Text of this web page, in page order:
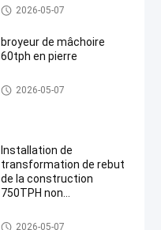
D'autres
2026-05-07
broyeur de mâchoire
60tph en pierre
D'autres
2026-05-07
Installation de
transformation de rebut
de la construction
750TPH non
D'autres
2026-05-07